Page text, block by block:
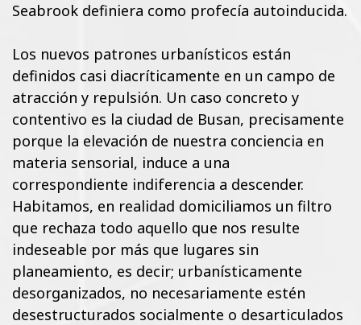
Seabrook definiera como profecía autoinducida.
Los nuevos patrones urbanísticos están
definidos casi diacríticamente en un campo de
atracción y repulsión. Un caso concreto y
contentivo es la ciudad de Busan, precisamente
porque la elevación de nuestra conciencia en
materia sensorial, induce a una
correspondiente indiferencia a descender.
Habitamos, en realidad domiciliamos un filtro
que rechaza todo aquello que nos resulte
indeseable por más que lugares sin
planeamiento, es decir; urbanísticamente
desorganizados, no necesariamente estén
desestructurados socialmente o desarticulados